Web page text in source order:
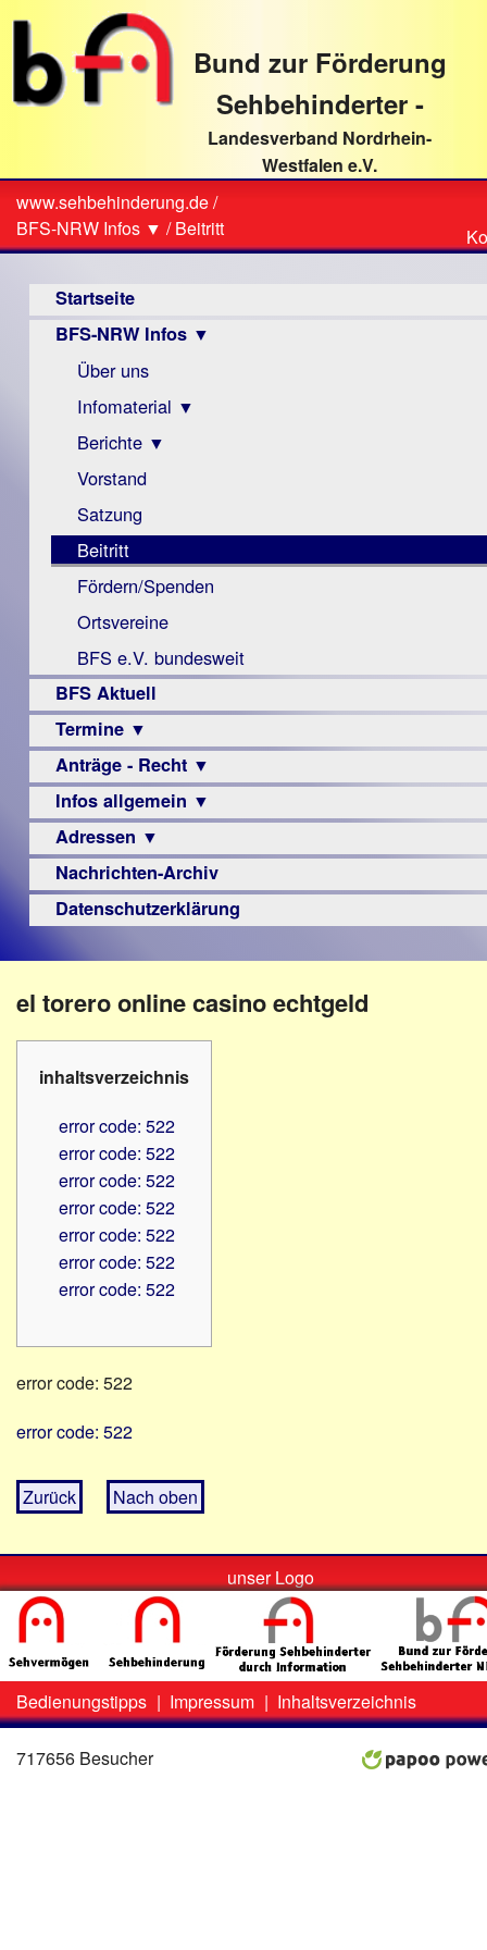
direkt
Textinhalt
Bund zur Förderung
Sehbehinderter -
Landesverband Nordrhein-
Westfalen e.V.
Sie
sind
hier
www.sehbehinderung.de/
BFS-NRW Infos ▼ /Beitritt
Startseite
BFS-NRW Infos ▼
Über uns
Infomaterial ▼
Visus
Zeitschrift
Monokular
Mac
Instagram-
Links
Berichte ▼
Archiv
Berichte
Vorstand
Satzung
Beitritt
Fördern/Spenden
Ortsvereine
BFS e.V. bundesweit
BFS Aktuell
Termine ▼
Veranstaltungsprogramme
Anträge - Recht ▼
Archiv
Urteile
Infos allgemein ▼
Sehbehinderung
Frühförderung
Schule
–
Beruf
Hilfsmittel
-
PC
Adressen ▼
Augenoptiker
Berufsbildungswerke
Hörbüchereien
Reha-
Lehrer
Verbände
Nachrichten-Archiv
Datenschutzerklärung
el torero online casino echtgeld
inhaltsverzeichnis
error code: 522
error code: 522
error code: 522
error code: 522
error code: 522
error code: 522
error code: 522
error code: 522
error code: 522
Zurück Nach oben
unser Logo
Zweit-
Menü
Bedienungstipps | Impressum | Inhaltsverzeichnis
717656 Besucher